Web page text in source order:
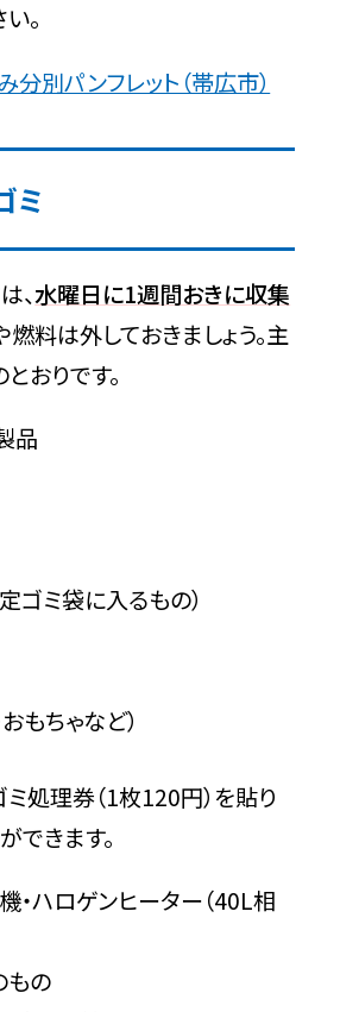
。
別パンフレット（帯広市）
ミ
、水曜日に1週間おきに収集
燃料は外しておきましょう。主
おりです。
品
ゴミ袋に入るもの）
もちゃなど）
処理券（1枚120円）を貼り
できます。
・ハロゲンヒーター（40L相
もの